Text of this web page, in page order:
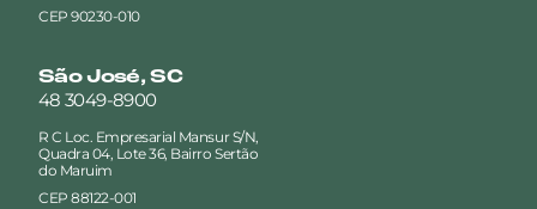
CEP 90230-010
São José, SC
48 3049-8900
R C Loc. Empresarial Mansur S/N,
Quadra 04, Lote 36, Bairro Sertão
do Maruim
CEP 88122-001